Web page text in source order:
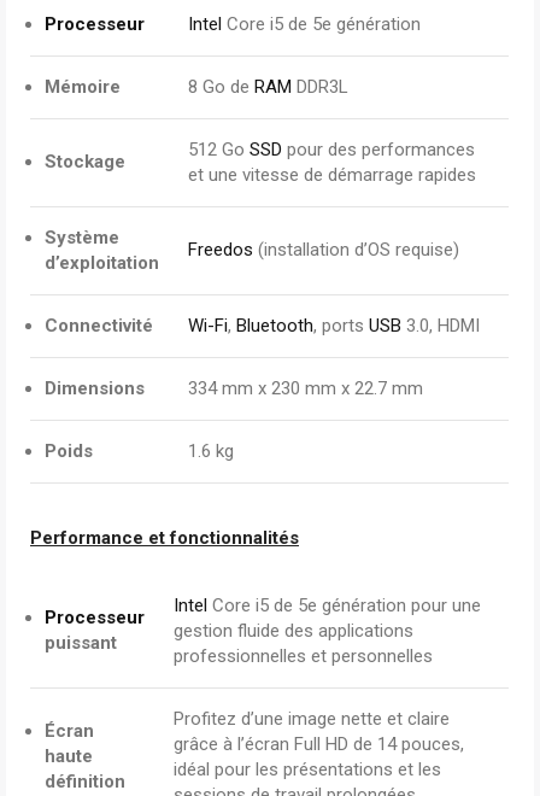
Processeur Intel Core i5 de 5e génération
Mémoire 8 Go de RAM DDR3L
Stockage
512 Go SSD pour des performances
et une vitesse de démarrage rapides
Système
d’exploitation
Freedos (installation d’OS requise)
Connectivité Wi-Fi, Bluetooth, ports USB 3.0, HDMI
Dimensions 334 mm x 230 mm x 22.7 mm
Poids 1.6 kg
Performance et fonctionnalités
Processeur
puissant
Intel Core i5 de 5e génération pour une
gestion fluide des applications
professionnelles et personnelles
Écran
haute
définition
Profitez d’une image nette et claire
grâce à l’écran Full HD de 14 pouces,
idéal pour les présentations et les